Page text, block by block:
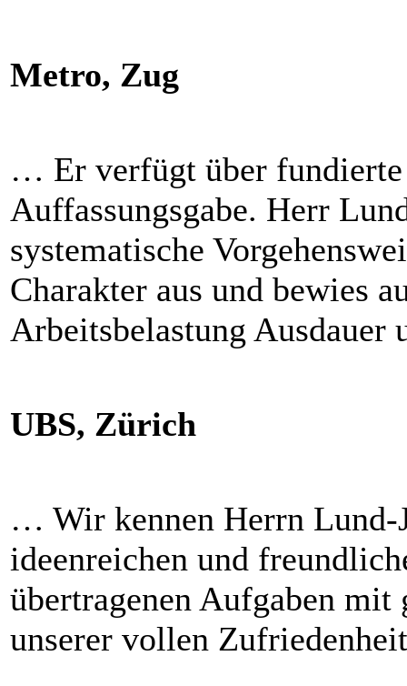
Metro, Zug
… Er verfügt über fundierte
Auffassungsgabe. Herr
systematische
Charakter aus und bewies
Arbeitsbelastung
UBS, Zürich
… Wir kennen Herrn Lund-
ideenreichen und
übertragenen Aufgaben mit
unserer vollen